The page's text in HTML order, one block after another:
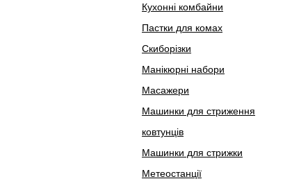
Кухонні комбайни
Пастки для комах
Скиборізки
Манікюрні набори
Масажери
Машинки для стриження
ковтунців
Машинки для стрижки
Метеостанції